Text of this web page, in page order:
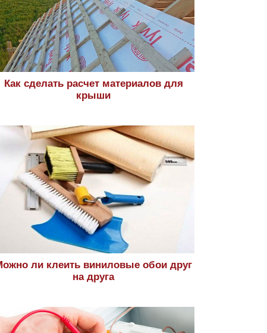
Как сделать расчет материалов для
крыши
ли клеить виниловые обои друг
на друга